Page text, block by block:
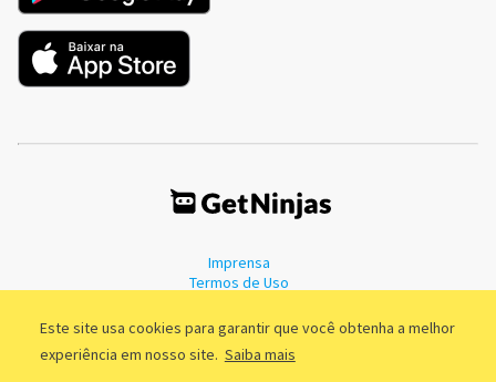
Este site usa cookies para garantir que você obtenha a melhor
experiência em nosso site. Saiba mais
Imprensa
Termos de Uso